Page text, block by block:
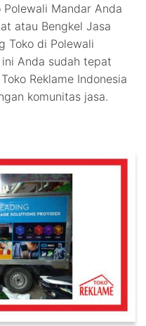
Polewali Mandar Anda
atau Bengkel Jasa
Toko di Polewali
Anda sudah tepat
Reklame Indonesia
komunitas jasa.